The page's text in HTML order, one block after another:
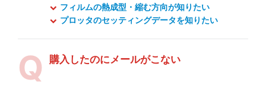
フィルムの熱成型・縮む方向が知りたい
プロッタのセッティングデータを知りたい
購入したのにメールがこない